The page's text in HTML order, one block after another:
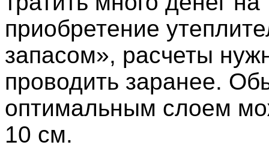
приобретение
запасом», расчеты
проводить заранее.
оптимальным слоем
10 см.